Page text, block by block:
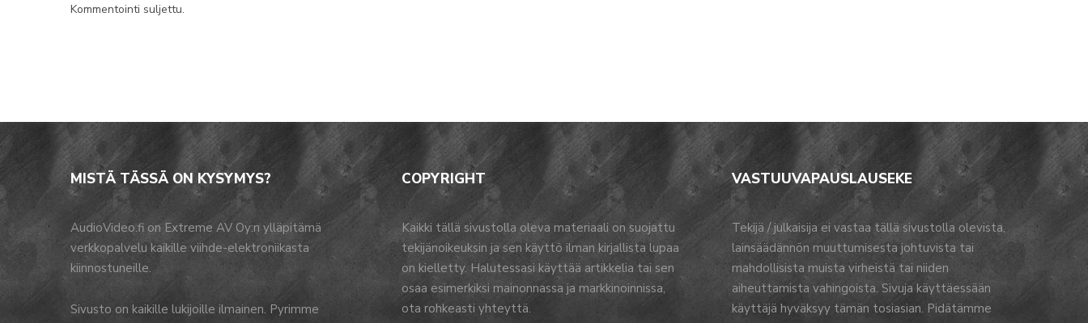
Kommentointi suljettu.
MISTÄ TÄSSÄ ON KYSYMYS?
AudioVideo.fi on Extreme AV Oy:n ylläpitämä
verkkopalvelu kaikille viihde-elektroniikasta
kiinnostuneille.
Sivusto on kaikille lukijoille ilmainen. Pyrimme
COPYRIGHT
Kaikki tällä sivustolla oleva materiaali on suojattu
tekijänoikeuksin ja sen käyttö ilman kirjallista lupaa
on kielletty. Halutessasi käyttää artikkelia tai sen
osaa esimerkiksi mainonnassa ja markkinoinnissa,
ota rohkeasti yhteyttä.
VASTUUVAPAUSLAUSEKE
Tekijä / julkaisija ei vastaa tällä sivustolla olevista,
lainsäädännön muuttumisesta johtuvista tai
mahdollisista muista virheistä tai niiden
aiheuttamista vahingoista. Sivuja käyttäessään
käyttäjä hyväksyy tämän tosiasian. Pidätämme